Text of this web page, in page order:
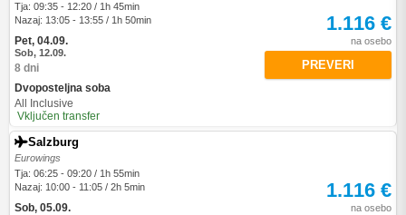
Tja: 09:35 - 12:20 / 1h 45min
Nazaj: 13:05 - 13:55 / 1h 50min
Pet, 04.09.
Sob, 12.09.
8 dni
Dvoposteljna soba
All Inclusive
Vključen transfer
1.116 €
na osebo
PREVERI
Salzburg
Eurowings
Tja: 06:25 - 09:20 / 1h 55min
Nazaj: 10:00 - 11:05 / 2h 5min
Sob, 05.09.
1.116 €
na osebo